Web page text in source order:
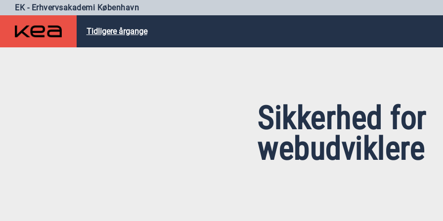
EK - Erhvervsakademi København
Tidligere årgange
Sikkerhed for
webudviklere